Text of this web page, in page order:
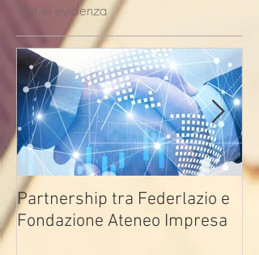
Post in evidenza
Partnership tra Federlazio e
Fondazione Ateneo Impresa